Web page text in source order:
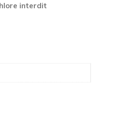
interdit